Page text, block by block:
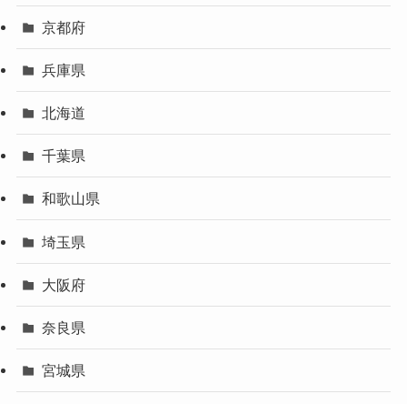
京都府
兵庫県
北海道
千葉県
和歌山県
埼玉県
大阪府
奈良県
宮城県